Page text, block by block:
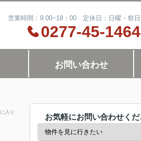
営業時間：9:00~18：00 定休日：日曜・祭日
0277-45-1464
お問い合わせ
入り
お気軽にお問い合わせく